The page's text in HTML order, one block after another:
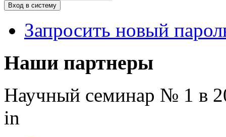
Запросить новый
Наши партнеры
Научный семинар № 1 в
in